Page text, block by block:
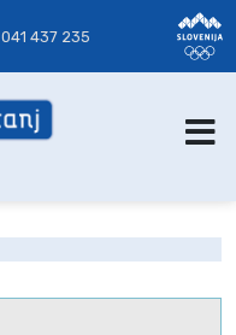
041 437 235